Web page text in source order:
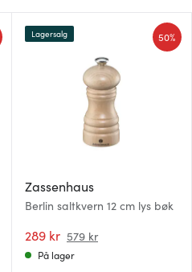
Zassenhaus
Berlin saltkvern 12 cm lys bøk
289 kr 579 kr
50%
Lagersalg
På lager